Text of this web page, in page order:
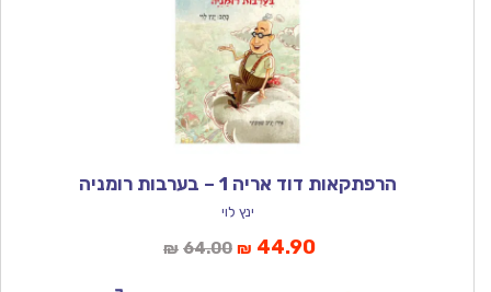
הרפתקאות דוד אריה 1 – בערבות רומניה
ינץ לוי
₪ 64.00המחיר
₪ 44.90המחיר